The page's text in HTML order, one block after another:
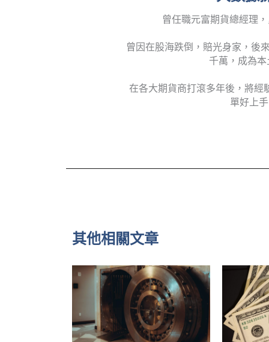
曾任職元富期貨總經理
曾因在股海跌倒，賠光身家，後
千萬，成為
在各大期貨商打滾多年後，將經
單好上
其他相關文章